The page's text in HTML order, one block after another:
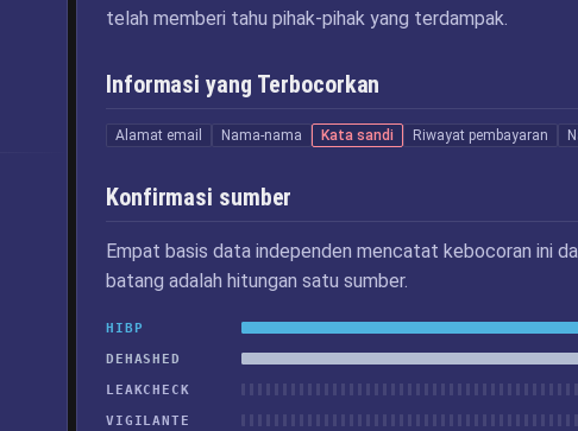
telah memberi tahu pihak-pihak yang terdampak.
Informasi yang Terbocorkan
Alamat email Nama-nama Kata sandi Riwayat pembayaran
Konfirmasi sumber
Empat basis data independen mencatat kebocoran ini
batang adalah hitungan satu sumber.
HIBP
DEHASHED
LEAKCHECK
VIGILANTE